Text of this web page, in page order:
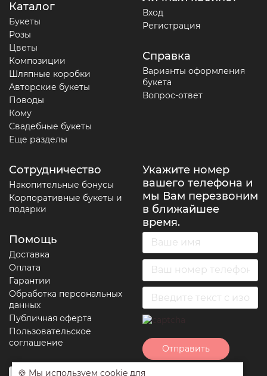
Каталог
Букеты
Розы
Цветы
Композиции
Шляпные коробки
Авторские букеты
Поводы
Кому
Свадебные букеты
Еще разделы
Вход
Регистрация
Справка
Варианты оформления
букета
Вопрос-ответ
Сотрудничество
Накопительные бонусы
Корпоративные букеты и
подарки
Помощь
Доставка
Оплата
Гарантии
Обработка персональных
данных
Публичная оферта
Пользовательское
соглашение
Укажите номер
вашего телефона и
мы Вам перезвоним
в ближайшее
время.
Отправить
🍪 Мы используем cookie для